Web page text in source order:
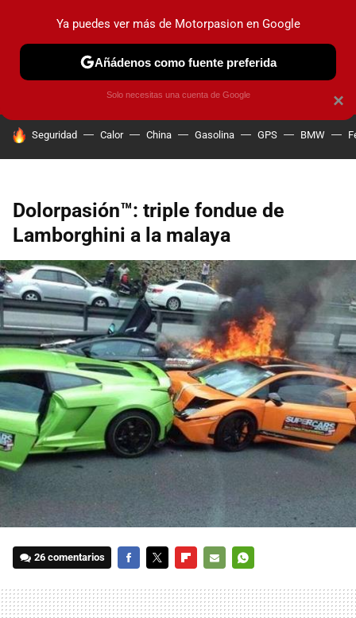
PRUEBAS COCHES ELÉCTRICOS OBSERVATORIO
HOY SE HABLA DE
Seguridad Calor China Gasolina GPS BMW
Dolorpasión™: triple fondue de
Lamborghini a la malaya
26 comentarios
MAIL
×
Ya puedes ver más de Motorpasion en Google
Añádenos como fuente preferida
Solo necesitas una cuenta de Google